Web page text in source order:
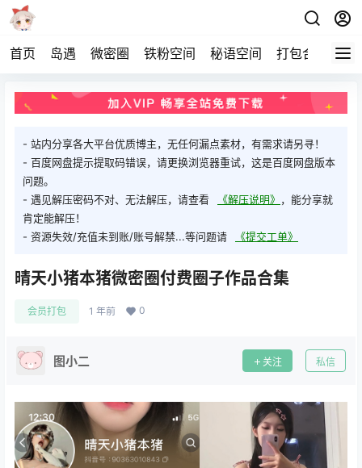
首页 岛遇 微密圈 铁粉空间 秘语空间 打包合集 关
- 站内分享各大平台优质博主，无任何漏点素材，有需求请另寻！
- 百度网盘提示提取码错误，请更换浏览器重试，这是百度网盘版本
问题。
- 遇见解压密码不对、无法解压，请查看
《解压说明》 ，能分享就
肯定能解压！
- 资源失效/充值未到账/账号解禁...等问题请
《提交工单》
晴天小猪本猪微密圈付费圈子作品合集
会员打包 1 年前 0
图小二 关注 私信